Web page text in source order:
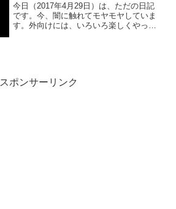
今日（2017年4月29日）は、ただの日記
です。今、闇に触れてモヤモヤしていま
す。外向けには、いろいろ楽しくやって
スポンサーリンク